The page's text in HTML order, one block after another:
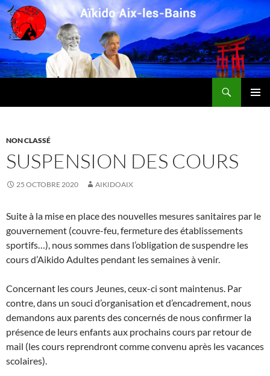
Aller
au
contenu
NON CLASSÉ
SUSPENSION DES COURS
25 OCTOBRE 2020 AIKIDOAIX
Suite à la mise en place des nouvelles mesures sanitaires par le
gouvernement (couvre-feu, fermeture des établissements
sportifs…), nous sommes dans l’obligation de suspendre les
cours d’Aikido Adultes pendant les semaines à venir.
Concernant les cours Jeunes, ceux-ci sont maintenus. Par
contre, dans un souci d’organisation et d’encadrement, nous
demandons aux parents des concernés de nous confirmer la
présence de leurs enfants aux prochains cours par retour de
mail (les cours reprendront comme convenu après les vacances
scolaires).